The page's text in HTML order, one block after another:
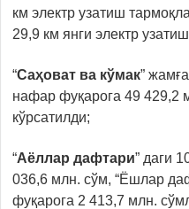
км электр узатиш
29,9 км янги электр
“Саҳоват ва кўмак”
нафар фуқарога 49 429,2
кўрсатилди;
“Аёллар дафтари” даги
036,6 млн. сўм, “Ёшлар
фуқарога 2 413,7 млн.